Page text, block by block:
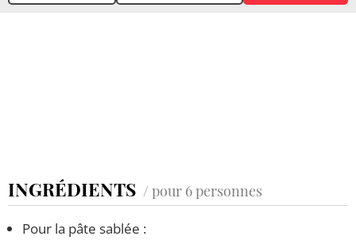
INGRÉDIENTS / pour 6 personnes
Pour la pâte sablée :